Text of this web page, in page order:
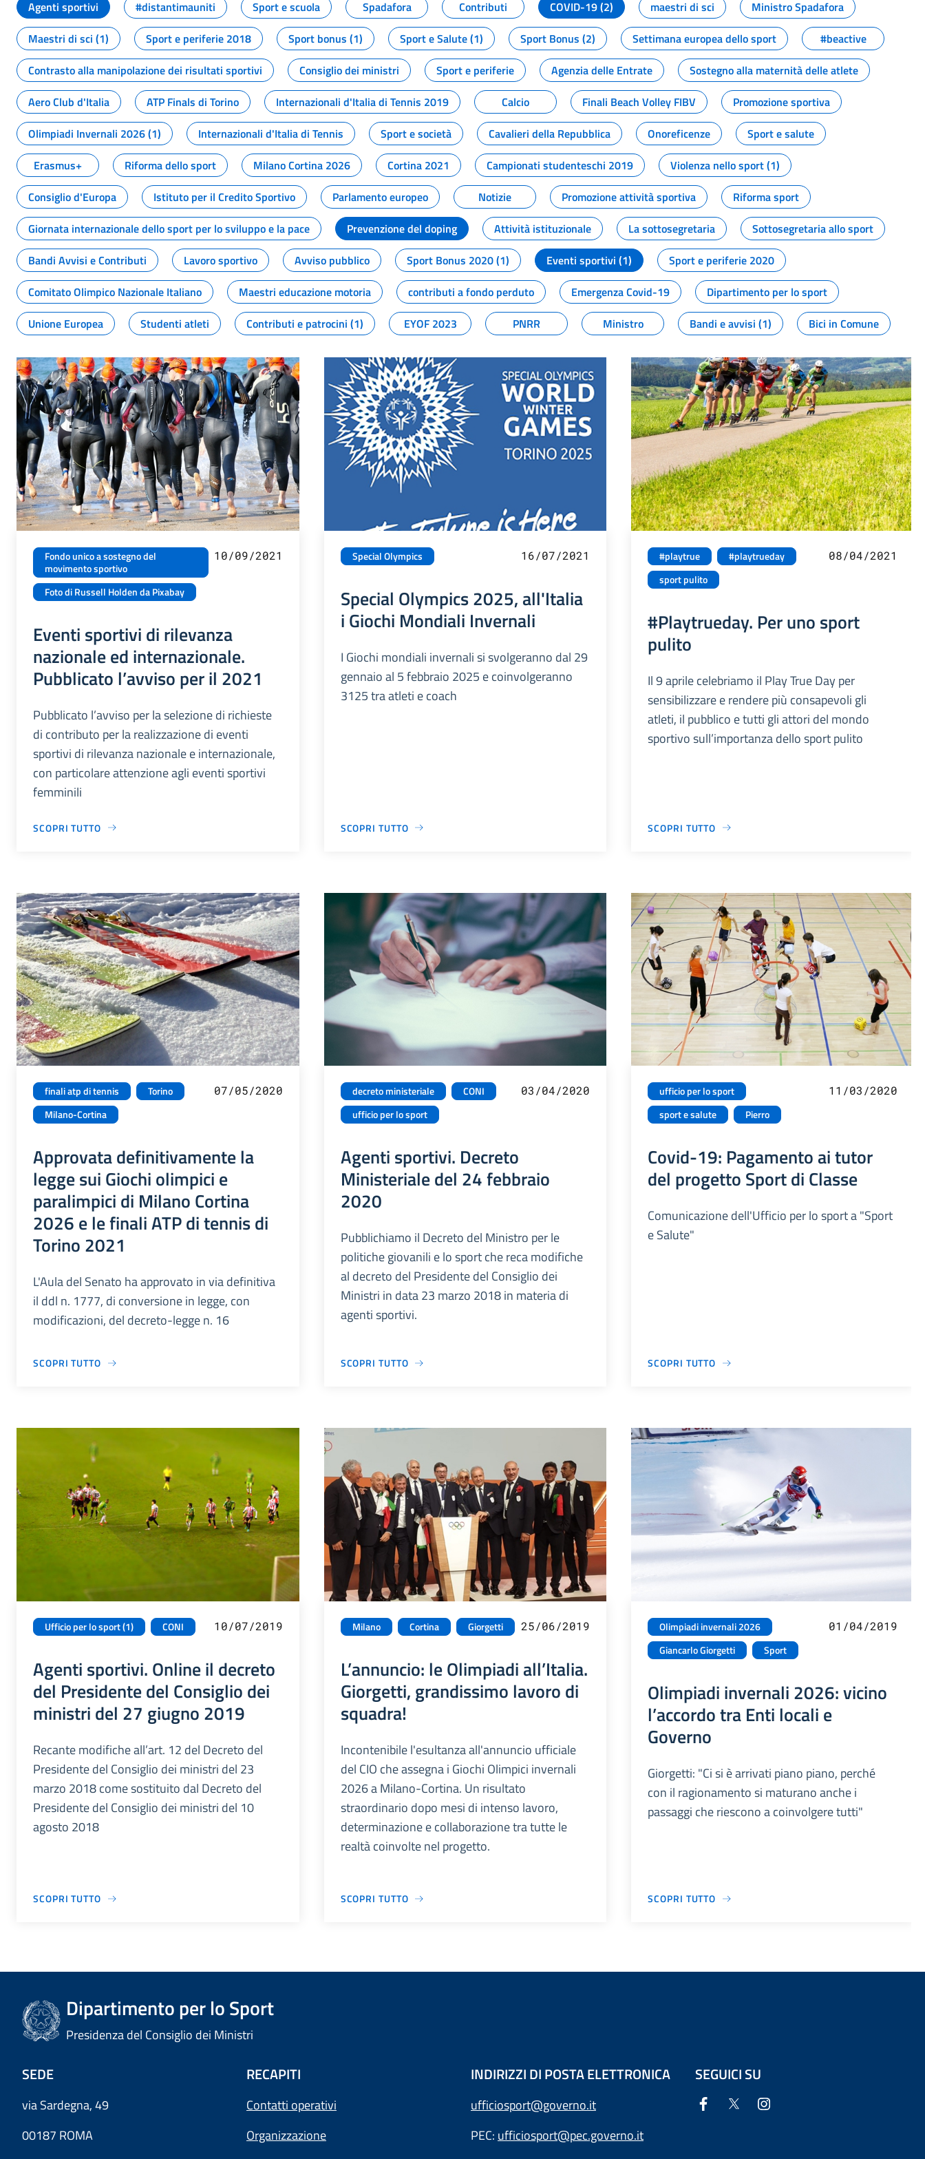
Agenti sportivi
#distantimauniti Sport e scuola Spadafora Contributi COVID-19 (2) maestri di sci
Ministro Spadafora
Maestri di sci (1)
Sport e periferie 2018 Sport bonus (1) Sport e Salute (1) Sport Bonus (2) Settimana europea dello sport
#beactive
Contrasto alla manipolazione dei risultati sportivi
Consiglio dei ministri Sport e periferie Agenzia delle Entrate
Sostegno alla maternità delle atlete
Aero Club d'Italia
ATP Finals di Torino Internazionali d'Italia di Tennis 2019 Calcio Finali Beach Volley FIBV
Promozione sportiva
Olimpiadi Invernali 2026 (1)
Internazionali d'Italia di Tennis Sport e società Cavalieri della Repubblica Onoreficenze
Sport e salute
Erasmus+
Riforma dello sport Milano Cortina 2026 Cortina 2021 Campionati studenteschi 2019
Violenza nello sport (1)
Consiglio d'Europa
Istituto per il Credito Sportivo Parlamento europeo Notizie Promozione attività sportiva
Riforma sport
Giornata internazionale dello sport per lo sviluppo e la pace
Prevenzione del doping Attività istituzionale La sottosegretaria
Sottosegretaria allo sport
Bandi Avvisi e Contributi
Lavoro sportivo Avviso pubblico Sport Bonus 2020 (1) Eventi sportivi (1)
Sport e periferie 2020
Comitato Olimpico Nazionale Italiano
Maestri educazione motoria contributi a fondo perduto Emergenza Covid-19
Dipartimento per lo sport
Unione Europea
Studenti atleti Contributi e patrocini (1) EYOF 2023 PNRR Ministro Bandi e avvisi (1) Bici in Comune
Fondo unico a sostegno del
movimento sportivo
Foto di Russell Holden da Pixabay
10/09/2021
Eventi sportivi di rilevanza
nazionale ed internazionale.
Pubblicato l’avviso per il 2021
Pubblicato l’avviso per la selezione di richieste
di contributo per la realizzazione di eventi
sportivi di rilevanza nazionale e internazionale,
con particolare attenzione agli eventi sportivi
femminili
SCOPRI TUTTO
Special Olympics 16/07/2021
Special Olympics 2025, all'Italia
i Giochi Mondiali Invernali
I Giochi mondiali invernali si svolgeranno dal 29
gennaio al 5 febbraio 2025 e coinvolgeranno
3125 tra atleti e coach
SCOPRI TUTTO
#playtrue
#playtrueday
sport pulito
08/04/2021
#Playtrueday. Per uno sport
pulito
Il 9 aprile celebriamo il Play True Day per
sensibilizzare e rendere più consapevoli gli
atleti, il pubblico e tutti gli attori del mondo
sportivo sull’importanza dello sport pulito
SCOPRI TUTTO
finali atp di tennis
Torino
Milano-Cortina
07/05/2020
Approvata definitivamente la
legge sui Giochi olimpici e
paralimpici di Milano Cortina
2026 e le finali ATP di tennis di
Torino 2021
L'Aula del Senato ha approvato in via definitiva
il ddl n. 1777, di conversione in legge, con
modificazioni, del decreto-legge n. 16
SCOPRI TUTTO
decreto ministeriale
CONI
ufficio per lo sport
03/04/2020
Agenti sportivi. Decreto
Ministeriale del 24 febbraio
2020
Pubblichiamo il Decreto del Ministro per le
politiche giovanili e lo sport che reca modifiche
al decreto del Presidente del Consiglio dei
Ministri in data 23 marzo 2018 in materia di
agenti sportivi.
SCOPRI TUTTO
ufficio per lo sport
sport e salute
Pierro
11/03/2020
Covid-19: Pagamento ai tutor
del progetto Sport di Classe
Comunicazione dell'Ufficio per lo sport a "Sport
e Salute"
SCOPRI TUTTO
Ufficio per lo sport (1) CONI 10/07/2019
Agenti sportivi. Online il decreto
del Presidente del Consiglio dei
ministri del 27 giugno 2019
Recante modifiche all’art. 12 del Decreto del
Presidente del Consiglio dei ministri del 23
marzo 2018 come sostituito dal Decreto del
Presidente del Consiglio dei ministri del 10
agosto 2018
SCOPRI TUTTO
Milano Cortina Giorgetti 25/06/2019
L’annuncio: le Olimpiadi all’Italia.
Giorgetti, grandissimo lavoro di
squadra!
Incontenibile l'esultanza all'annuncio ufficiale
del CIO che assegna i Giochi Olimpici invernali
2026 a Milano-Cortina. Un risultato
straordinario dopo mesi di intenso lavoro,
determinazione e collaborazione tra tutte le
realtà coinvolte nel progetto.
SCOPRI TUTTO
Olimpiadi invernali 2026
Giancarlo Giorgetti
Sport
01/04/2019
Olimpiadi invernali 2026: vicino
l’accordo tra Enti locali e
Governo
Giorgetti: "Ci si è arrivati piano piano, perché
con il ragionamento si maturano anche i
passaggi che riescono a coinvolgere tutti"
SCOPRI TUTTO
Dipartimento per lo Sport
Presidenza del Consiglio dei Ministri
SEDE
via Sardegna, 49
00187 ROMA
RECAPITI
Contatti operativi
Organizzazione
INDIRIZZI DI POSTA ELETTRONICA
ufficiosport@governo.it
PEC: ufficiosport@pec.governo.it
SEGUICI SU